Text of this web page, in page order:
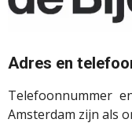
Adres en
Telefoonnummer
Amsterdam zijn als